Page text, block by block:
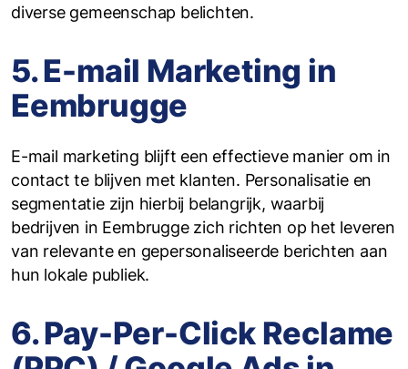
diverse gemeenschap belichten.
5. E-mail Marketing in
Eembrugge
E-mail marketing blijft een effectieve manier om in
contact te blijven met klanten. Personalisatie en
segmentatie zijn hierbij belangrijk, waarbij
bedrijven in Eembrugge zich richten op het leveren
van relevante en gepersonaliseerde berichten aan
hun lokale publiek.
6. Pay-Per-Click Reclame